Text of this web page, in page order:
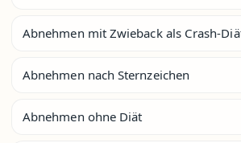
Abnehmen mit Zwieback als Crash-
Abnehmen nach Sternzeichen
Abnehmen ohne Diät